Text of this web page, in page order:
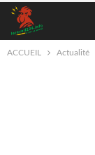
ACCUEIL Actualité